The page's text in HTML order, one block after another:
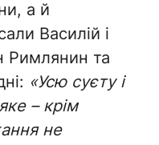
а й
Василій і
Римлянин та
«Усю суєту і
– крім
не